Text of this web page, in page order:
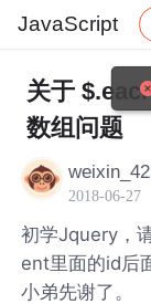
JavaScript
社区
关于
数组问题
2018-06-27
初学Jquery，
ent里面的id后
小弟先谢了。